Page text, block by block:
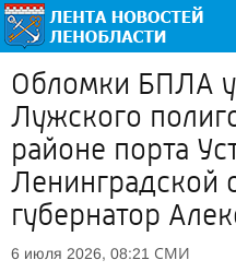
Обломки БПЛА
Лужского
районе порта
Ленинградской
губернатор
6 июля 2026, 08:21 СМИ